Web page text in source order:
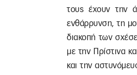
τους έχουν την
ενθάρρυνση, τη
διακοπή των
με την Πρίστινα
και την